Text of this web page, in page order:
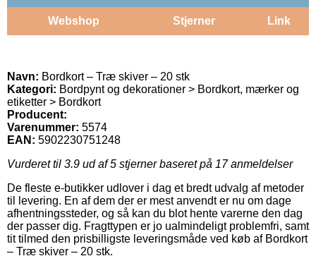
Webshop Stjerner Link
Navn: Bordkort – Træ skiver – 20 stk
Kategori: Bordpynt og dekorationer > Bordkort, mærker og
etiketter > Bordkort
Producent:
Varenummer: 5574
EAN: 5902230751248
Vurderet til 3.9 ud af 5 stjerner baseret på 17anmeldelser
De fleste e-butikker udlover i dag et bredt udvalg af metoder
til levering. En af dem der er mest anvendt er nu om dage
afhentningssteder, og så kan du blot hente varerne den dag
der passer dig. Fragttypen er jo ualmindeligt problemfri, samt
tit tilmed den prisbilligste leveringsmåde ved køb af Bordkort
– Træ skiver – 20 stk.